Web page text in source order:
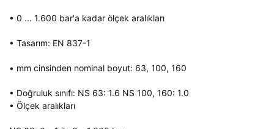
• 0 ... 1.600 bar'a kadar ölçek aralıkları
• Tasarım: EN 837-1
• mm cinsinden nominal boyut: 63, 100, 160
• Doğruluk sınıfı: NS 63: 1.6 NS 100, 160: 1.0
• Ölçek aralıkları